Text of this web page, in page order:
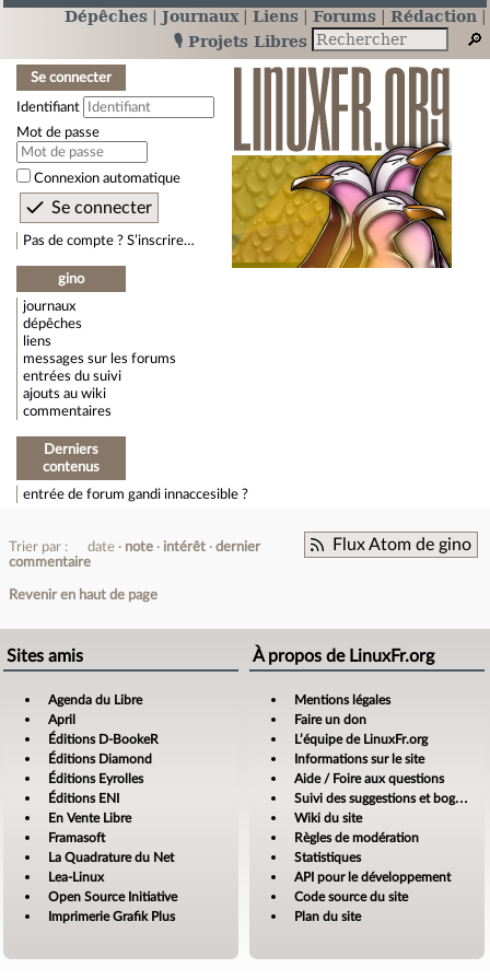
Dépêches Journaux Liens Forums
Rédaction
🎙️ Projets Libres
Se connecter
Identifiant
Mot de passe
Connexion automatique
Pas de compte ? S’inscrire…
gino
journaux
dépêches
liens
messages sur les forums
entrées du suivi
ajouts au wiki
commentaires
Derniers
contenus
entrée de forum gandi innaccesible ?
Flux Atom de gino
Trier par : date note intérêt
dernier
commentaire
Revenir en haut de page
Sites amis
Agenda du Libre
April
Éditions D-BookeR
Éditions Diamond
Éditions Eyrolles
Éditions ENI
En Vente Libre
Framasoft
La Quadrature du Net
Lea-Linux
Open Source Initiative
Imprimerie Grafik Plus
À propos de LinuxFr.org
Mentions légales
Faire un don
L’équipe de LinuxFr.org
Informations sur le site
Aide / Foire aux questions
Suivi des suggestions et bogues
Wiki du site
Règles de modération
Statistiques
API pour le développement
Code source du site
Plan du site